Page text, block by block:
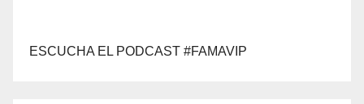
ESCUCHA EL PODCAST #FAMAVIP